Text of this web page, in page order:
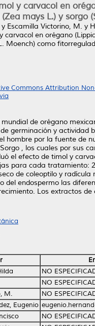
y carvacol en
mays L.) y
y Escamilla Victorino, M. y
carvacol en orégano
Moench) como
Commons Attribution
de orégano
germinación y
hombre por la fuente de
, los cuales por sus
el efecto de timol y
para cada tratamiento:
de coleoptilo y
del endospermo las
Los extractos
NO
NO
M.
NO
Eugenio
NO